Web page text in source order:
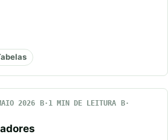
2026
1 MIN DE LEITURA